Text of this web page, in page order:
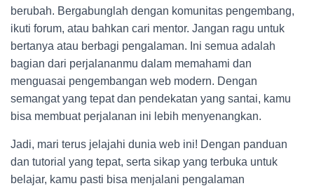
berubah. Bergabunglah dengan komunitas pengembang,
ikuti forum, atau bahkan cari mentor. Jangan ragu untuk
bertanya atau berbagi pengalaman. Ini semua adalah
bagian dari perjalananmu dalam memahami dan
menguasai pengembangan web modern. Dengan
semangat yang tepat dan pendekatan yang santai, kamu
bisa membuat perjalanan ini lebih menyenangkan.
Jadi, mari terus jelajahi dunia web ini! Dengan panduan
dan tutorial yang tepat, serta sikap yang terbuka untuk
belajar, kamu pasti bisa menjalani pengalaman